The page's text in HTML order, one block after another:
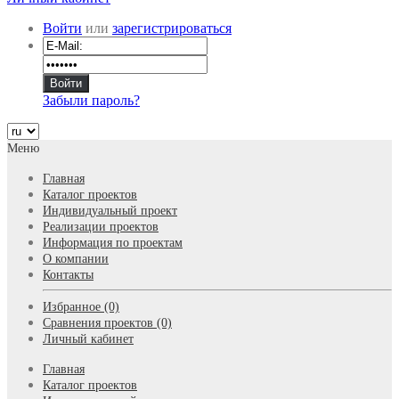
Войти или зарегистрироваться
Забыли пароль?
Меню
Главная
Каталог проектов
Индивидуальный проект
Реализации проектов
Информация по проектам
О компании
Контакты
Избранное (0)
Сравнения проектов (0)
Личный кабинет
Главная
Каталог проектов